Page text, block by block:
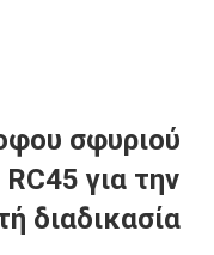
σφυριού
για την
διαδικασία